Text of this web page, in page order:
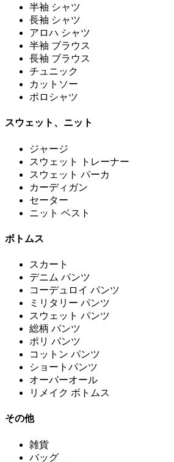
半袖 シャツ
長袖 シャツ
アロハ シャツ
半袖 ブラウス
長袖 ブラウス
チュニック
カットソー
ポロシャツ
スウェット、ニット
ジャージ
スウェット トレーナー
スウェット パーカ
カーディガン
セーター
ニット ベスト
ボトムス
スカート
デニム パンツ
コーデュロイ パンツ
ミリタリー パンツ
スウェット パンツ
総柄 パンツ
ポリ パンツ
コットン パンツ
ショートパンツ
オーバーオール
リメイク ボトムス
その他
雑貨
バッグ